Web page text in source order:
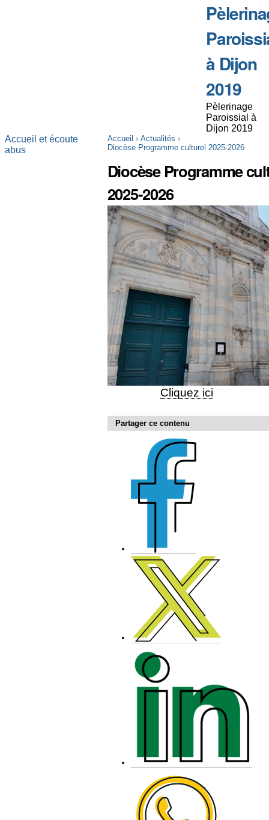
à Dijon
2019
Pèlerinage
Paroissial à
Dijon 2019
Accueil › Actualités ›
Diocèse Programme culturel 2025-2026
Diocèse Programme
2025-2026
Cliquez ici
Partager ce contenu
Accueil et écoute
abus